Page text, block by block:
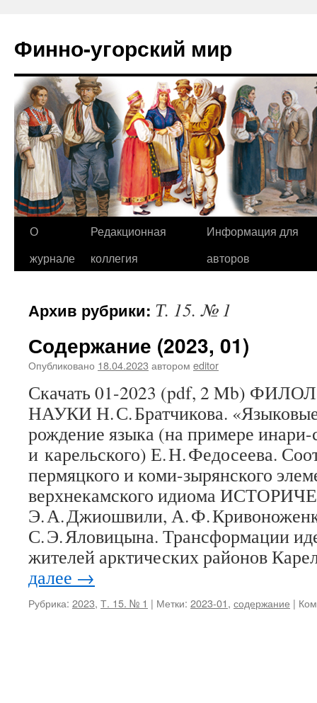
Финно-угорский мир
Перейти
О
журнале
Редакционная
коллегия
Информация для
авторов
Архив рубрики: Т. 15. № 1
Содержание (2023, 01)
Опубликовано 18.04.2023 автором editor
Скачать 01-2023 (pdf, 2 Mb)
НАУКИ Н. С. Братчикова. «Языковые
рождение языка (на примере инари-
и карельского) Е. Н. Федосеева.
пермяцкого и коми-зырянского
верхнекамского идиома
Э. А. Джиошвили, А. Ф.
С. Э. Яловицына. Трансформации
жителей арктических районов
далее →
Рубрика: 2023, Т. 15. № 1 | Метки: 2023-01, содержание |